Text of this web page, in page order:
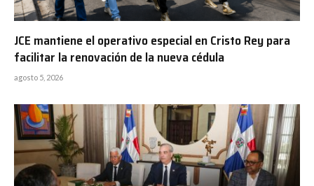
JCE mantiene el operativo especial en Cristo Rey para
facilitar la renovación de la nueva cédula
agosto 5, 2026